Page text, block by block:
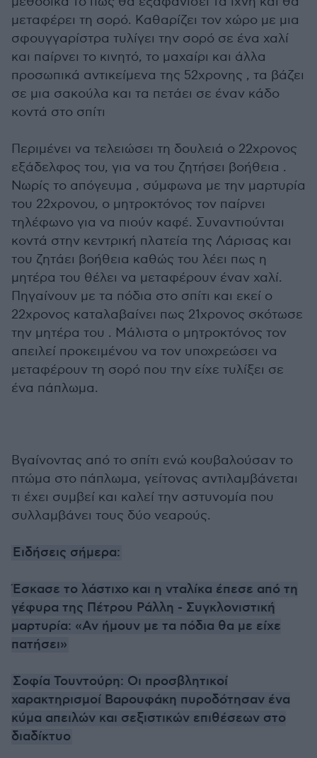
μεταφέρει τη σορό. Καθαρίζει τον χώρο με μια
σφουγγαρίστρα τυλίγει την σορό σε ένα χαλί
και παίρνει το κινητό, το μαχαίρι και άλλα
προσωπικά αντικείμενα της 52χρονης , τα βάζει
σε μια σακούλα και τα πετάει σε έναν κάδο
κοντά στο σπίτι
Περιμένει να τελειώσει τη δουλειά ο 22χρονος
εξάδελφος του, για να του ζητήσει βοήθεια .
Νωρίς το απόγευμα , σύμφωνα με την μαρτυρία
του 22χρονου, ο μητροκτόνος τον παίρνει
τηλέφωνο για να πιούν καφέ. Συναντιούνται
κοντά στην κεντρική πλατεία της Λάρισας και
του ζητάει βοήθεια καθώς του λέει πως η
μητέρα του θέλει να μεταφέρουν έναν χαλί.
Πηγαίνουν με τα πόδια στο σπίτι και εκεί ο
22χρονος καταλαβαίνει πως 21χρονος σκότωσε
την μητέρα του . Μάλιστα ο μητροκτόνος τον
απειλεί προκειμένου να τον υποχρεώσει να
μεταφέρουν τη σορό που την είχε τυλίξει σε
ένα πάπλωμα.
Βγαίνοντας από το σπίτι ενώ κουβαλούσαν το
πτώμα στο πάπλωμα, γείτονας αντιλαμβάνεται
τι έχει συμβεί και καλεί την αστυνομία που
συλλαμβάνει τους δύο νεαρούς.
Ειδήσεις σήμερα:
Έσκασε το λάστιχο και η νταλίκα έπεσε από τη
γέφυρα της Πέτρου Ράλλη - Συγκλονιστική
μαρτυρία: «Αν ήμουν με τα πόδια θα με είχε
πατήσει»
Σοφία Τουντούρη: Οι προσβλητικοί
χαρακτηρισμοί Βαρουφάκη πυροδότησαν ένα
κύμα απειλών και σεξιστικών επιθέσεων στο
διαδίκτυο